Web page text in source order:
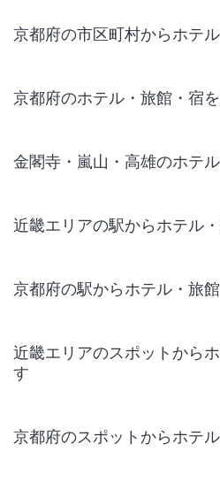
京都府の市区町村からホテ
京都府のホテル・旅館・宿
金閣寺・嵐山・高雄のホテ
近畿エリアの駅からホテル
京都府の駅からホテル・旅
近畿エリアのスポットから
す
京都府のスポットからホテ